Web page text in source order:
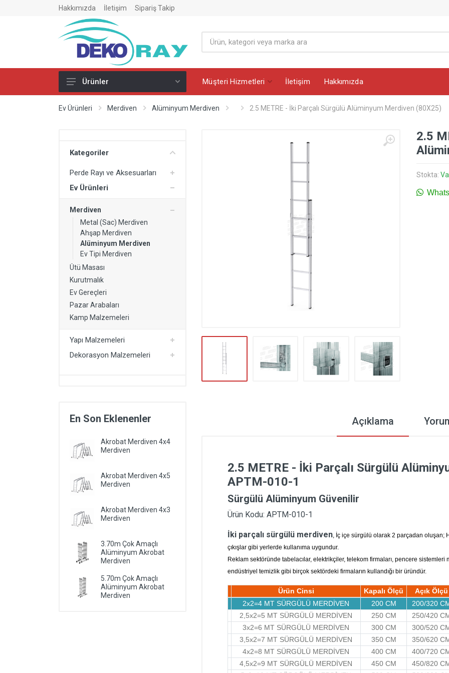
Hakkımızda İletişim Sipariş Takip
Perde Rayı ve Aksesuarları
Perde Rayı Montaj Ürünleri
Ev Ürünleri
Ütü Masası
Kurutmalık
Yapı Malzemeleri
Dekorasyon Malzemeleri
Kartonpiyer Modelleri
Ürünler Müşteri Hizmetleri İletişim Hakkımızda
Ev Ürünleri Merdiven Alüminyum Merdiven 2.5 METRE - İki Parçalı Sürgülü Alüminyum Merdiven (80X25)
Kategoriler
Perde Rayı ve Aksesuarları
Ev Ürünleri
Merdiven
Metal (Sac) Merdiven
Ahşap Merdiven
Alüminyum Merdiven
Ev Tipi Merdiven
Ütü Masası
Kurutmalık
Ev Gereçleri
Pazar Arabaları
Kamp Malzemeleri
Yapı Malzemeleri
Dekorasyon Malzemeleri
En Son Eklenenler
Akrobat Merdiven 4x4
Merdiven
Akrobat Merdiven 4x5
Merdiven
Akrobat Merdiven 4x3
Merdiven
3.70m Çok Amaçlı
Alüminyum Akrobat
Merdiven
5.70m Çok Amaçlı
Alüminyum Akrobat
Merdiven
2.5
Stokta:
Açıklama
2.5 METRE - İki Parçalı Sürgülü
APTM-010-1
Sürgülü Alüminyum Güvenilir
Ürün Kodu: APTM-010-1
İki parçalı sürgülü merdiven, İç içe sürgülü olarak 2 parçadan oluşan;
çıkışlar gibi yerlerde kullanıma uygundur.
Reklam sektöründe tabelacılar, elektrikçiler, telekom firmaları, pencere sistemleri
endüstriyel temizlik gibi birçok sektördeki firmaların kullandığı bir üründür.
Ürün Cinsi Kapalı Ölçü
Açık Ölçü
2x2=4 MT SÜRGÜLÜ MERDİVEN
200 CM
200/320
2,5x2=5 MT SÜRGÜLÜ MERDİVEN
250 CM
250/420
3x2=6 MT SÜRGÜLÜ MERDİVEN
300 CM
300/520
3,5x2=7 MT SÜRGÜLÜ MERDİVEN
350 CM
350/620
4x2=8 MT SÜRGÜLÜ MERDİVEN
400 CM
400/720
4,5x2=9 MT SÜRGÜLÜ MERDİVEN
450 CM
450/820